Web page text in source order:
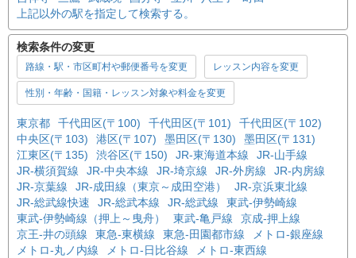
上記以外の駅を指定して検索する。
検索条件の変更
路線・駅・市区町村や郵便番号を変更 レッスン内容を変更
性別・年齢・国籍・レッスン対象や料金を変更
東京都 千代田区(〒100) 千代田区(〒101)
千代田区(〒102)
中央区(〒103)
港区(〒107) 墨田区(〒130)
墨田区(〒131)
江東区(〒135)
渋谷区(〒150) JR-東海道本線
JR-山手線
JR-横須賀線
JR-中央本線 JR-埼京線 JR-外房線
JR-内房線
JR-京葉線
JR-成田線（東京～成田空港）
JR-京浜東北線
JR-総武線快速
JR-総武本線 JR-総武線
東武-伊勢崎線
東武-伊勢崎線（押上～曳舟）
東武-亀戸線
京成-押上線
京王-井の頭線
東急-東横線 東急-田園都市線
メトロ-銀座線
メトロ-丸ノ内線
メトロ-日比谷線
メトロ-東西線